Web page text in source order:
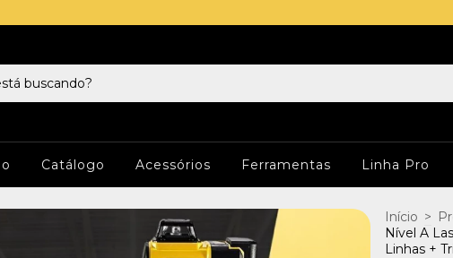
Catálogo Acessórios Ferramentas Linha Pro
Início >
Nível A
Linhas +